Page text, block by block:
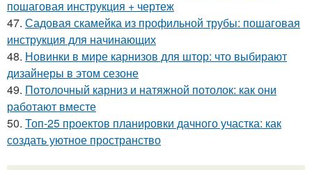
пошаговая инструкция + чертеж
47. Садовая скамейка из профильной трубы: пошаговая
инструкция для начинающих
48. Новинки в мире карнизов для штор: что выбирают
дизайнеры в этом сезоне
49. Потолочный карниз и натяжной потолок: как они
работают вместе
50. Топ-25 проектов планировки дачного участка: как
создать уютное пространство